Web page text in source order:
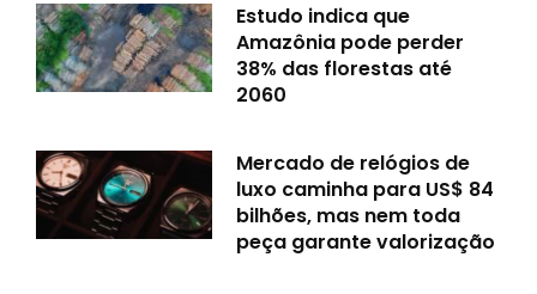
Estudo indica que
Amazônia pode perder
38% das florestas até
2060
Mercado de relógios de
luxo caminha para US$ 84
bilhões, mas nem toda
peça garante valorização